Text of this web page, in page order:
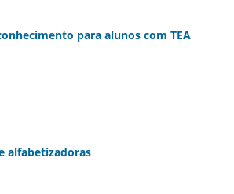
para alunos com TEA
alfabetizadoras